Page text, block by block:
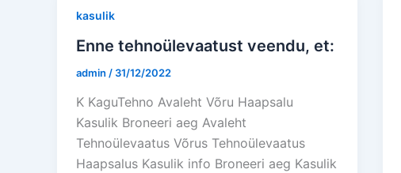
kasulik
Enne tehnoülevaatust veendu, et:
admin / 31/12/2022
K KaguTehno Avaleht Võru Haapsalu
Kasulik Broneeri aeg Avaleht
Tehnoülevaatus Võrus Tehnoülevaatus
Haapsalus Kasulik info Broneeri aeg Kasulik